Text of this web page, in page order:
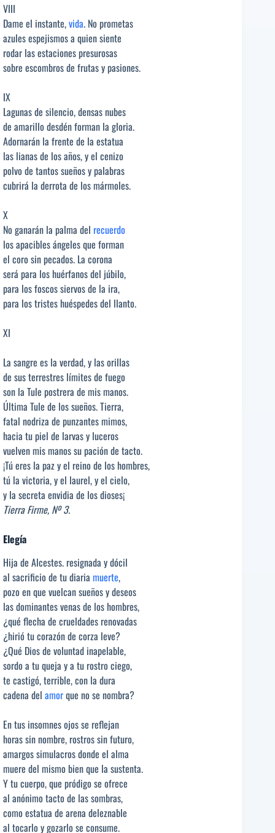
VIII
Dame el instante,vida. No prometas
azules espejismos a quien siente
rodar las estaciones presurosas
sobre escombros de frutas y pasiones.
IX
Lagunas de silencio, densas nubes
de amarillo desdén forman la gloria.
Adornarán la frente de la estatua
las lianas de los años, y el cenizo
polvo de tantos sueños y palabras
cubrirá la derrota de los mármoles.
X
No ganarán la palma del recuerdo
los apacibles ángeles que forman
el coro sin pecados. La corona
será para los huérfanos del júbilo,
para los foscos siervos de la ira,
para los tristes huéspedes del llanto.
XI
La sangre es la verdad, y las orillas
de sus terrestres límites de fuego
son la Tule postrera de mis manos.
Última Tule de los sueños. Tierra,
fatal nodriza de punzantes mimos,
hacia tu piel de larvas y luceros
vuelven mis manos su pación de tacto.
¡Tú eres la paz y el reino de los hombres,
tú la victoria, y el laurel, y el cielo,
y la secreta envidia de los dioses¡
Tierra Firme, Nº 3.
Elegía
Hija de Alcestes. resignada y dócil
al sacrificio de tu diaria muerte,
pozo en que vuelcan sueños y deseos
las dominantes venas de los hombres,
¿qué flecha de crueldades renovadas
¿hirió tu corazón de corza leve?
¿Qué Dios de voluntad inapelable,
sordo a tu queja y a tu rostro ciego,
te castigó, terrible, con la dura
cadena del amorque no se nombra?
En tus insomnes ojos se reflejan
horas sin nombre, rostros sin futuro,
amargos simulacros donde el alma
muere del mismo bien que la sustenta.
Y tu cuerpo, que pródigo se ofrece
al anónimo tacto de las sombras,
como estatua de arena deleznable
al tocarlo y gozarlo se consume.